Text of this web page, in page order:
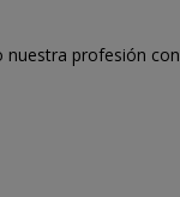
profesión con